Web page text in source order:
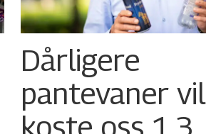
Dårligere
pantevaner vil
koste oss 1,3